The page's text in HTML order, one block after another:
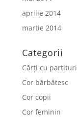
aprilie 2014
martie 2014
Categorii
Cărți cu partituri
Cor bărbătesc
Cor copii
Cor feminin